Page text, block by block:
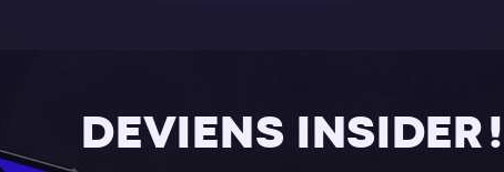
DEVIENS INSIDER !